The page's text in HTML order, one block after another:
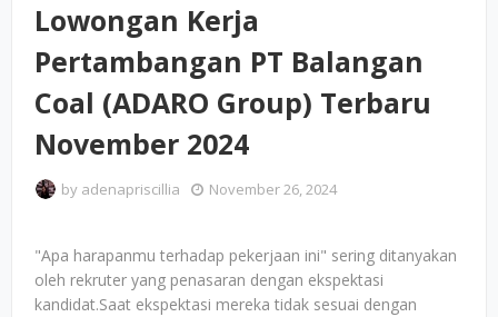
Lowongan Kerja
Pertambangan PT Balangan
Coal (ADARO Group) Terbaru
November 2024
by adenapriscillia November 26, 2024
"Apa harapanmu terhadap pekerjaan ini" sering ditanyakan
oleh rekruter yang penasaran dengan ekspektasi
kandidat.Saat ekspektasi mereka tidak sesuai dengan